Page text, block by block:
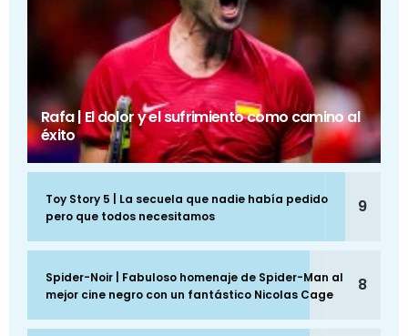
Rafa | El dolor y el sufrimiento como camino al
éxito
Toy Story 5 | La secuela que nadie había pedido
pero que todos necesitamos
9
Spider-Noir | Fabuloso homenaje de Spider-Man al
mejor cine negro con un fantástico Nicolas Cage
8